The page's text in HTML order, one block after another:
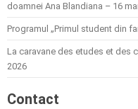
doamnei Ana Blandiana – 16
Programul „Primul student din
La caravane des etudes et des
2026
Contact